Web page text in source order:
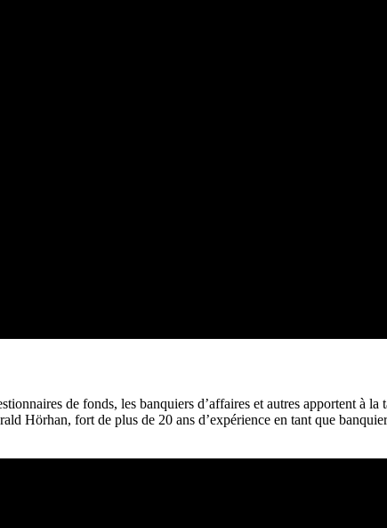
de fonds, les banquiers d’affaires et autres apportent à la
Hörhan, fort de plus de 20 ans d’expérience en tant que